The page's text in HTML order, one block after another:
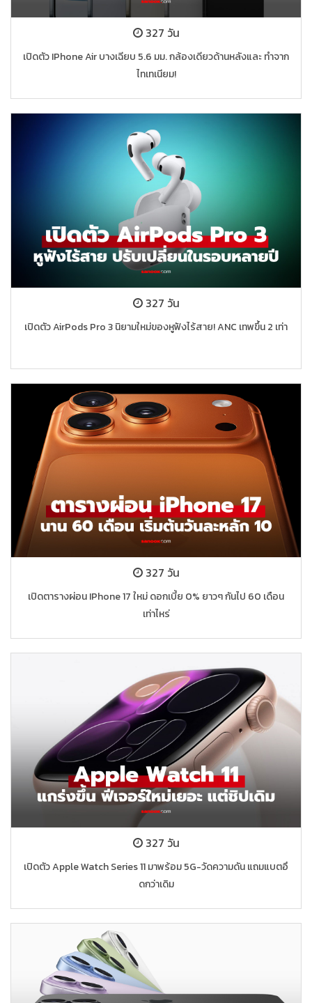
327 วัน
เปิดตัว IPhone Air บางเฉียบ 5.6 มม. กล้องเดียวด้านหลังและ ทำจาก
ไทเทเนียม!
327 วัน
เปิดตัว AirPods Pro 3 นิยามใหม่ของหูฟังไร้สาย! ANC เทพขึ้น 2 เท่า
327 วัน
เปิดตารางผ่อน IPhone 17 ใหม่ ดอกเบี้ย 0% ยาวๆ กันไป 60 เดือน
เท่าไหร่
327 วัน
เปิดตัว Apple Watch Series 11 มาพร้อม 5G-วัดความดัน แถมแบตอึ
ดกว่าเดิม